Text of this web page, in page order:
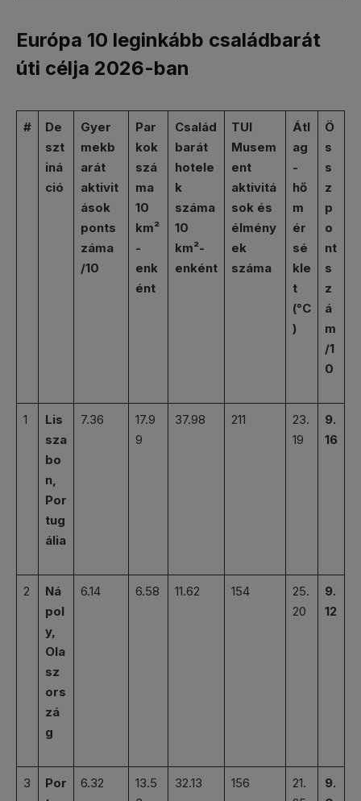
Európa 10 leginkább családbarát
úti célja 2026-ban
#
De
szt
iná
ció
Gyer
mekb
arát
aktivit
ások
ponts
záma
/10
Par
kok
szá
ma
10
km²
-
enk
ént
Család
barát
hotele
k
száma
10
km²-
enként
TUI
Musem
ent
aktivitá
sok és
élmény
ek
száma
Átl
ag
-
hő
m
ér
sé
kle
t
(°C
)
Ö
s
s
z
p
o
nt
s
z
á
m
/1
0
1
Lis
sza
bo
n,
Por
tug
ália
7.36
17.9
9
37.98 211
23.
19
9.
16
2
Ná
pol
y,
Ola
sz
ors
zá
g
6.14 6.58 11.62 154
25.
20
9.
12
3
Por
6.32
13.5
32.13 156
21.
9.